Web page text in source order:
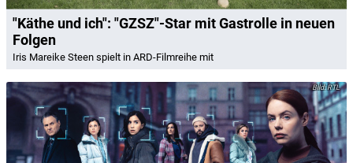
"Käthe und ich": "GZSZ"-Star mit Gastrolle in neuen
Folgen
Iris Mareike Steen spielt in ARD-Filmreihe mit
RTL